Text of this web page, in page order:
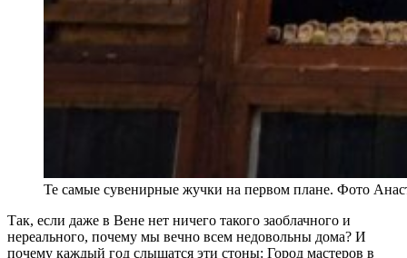
Те самые сувенирные жучки на первом плане. Фото
Так, если даже в Вене нет ничего такого заоблачного и
нереального, почему мы вечно всем недовольны дома? И
почему каждый год слышатся эти стоны: Город мастеров в